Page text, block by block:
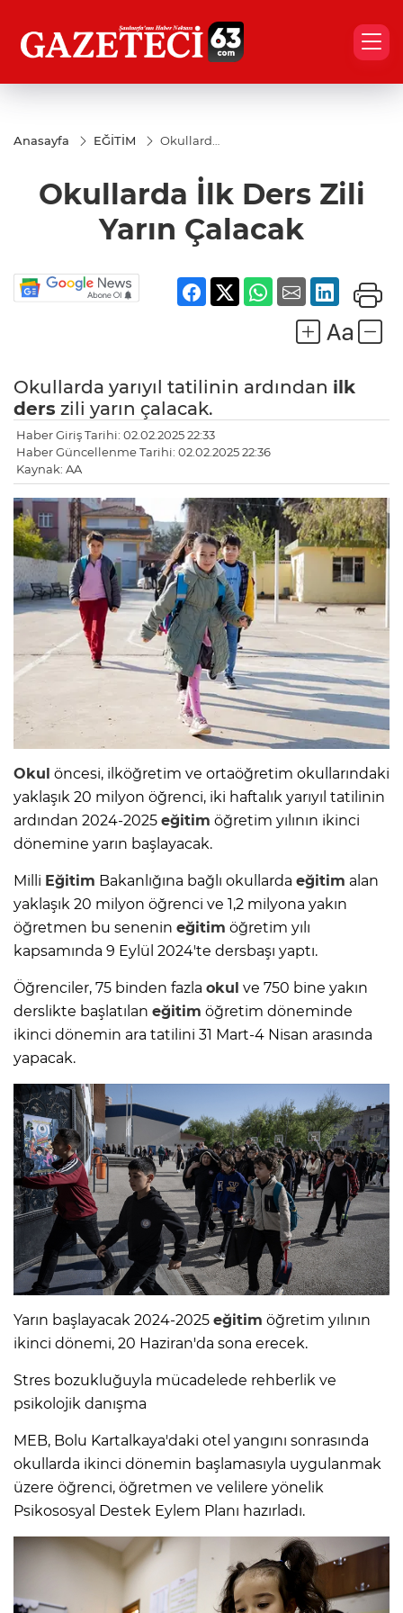
Anasayfa EĞİTİM
Okullarda
Çalacak
Okullarda İlk Ders Zili
Yarın Çalacak
Okullarda yarıyıl tatilinin ardından ilk
ders zili yarın çalacak.
Haber Giriş Tarihi: 02.02.2025 22:33
Haber Güncellenme Tarihi: 02.02.2025 22:36
Kaynak: AA
Okul öncesi, ilköğretim ve ortaöğretim okullarındaki
yaklaşık 20 milyon öğrenci, iki haftalık yarıyıl tatilinin
ardından 2024-2025 eğitim öğretim yılının ikinci
dönemine yarın başlayacak.
Milli Eğitim Bakanlığına bağlı okullarda eğitim alan
yaklaşık 20 milyon öğrenci ve 1,2 milyona yakın
öğretmen bu senenin eğitim öğretim yılı
kapsamında 9 Eylül 2024'te dersbaşı yaptı.
Öğrenciler, 75 binden fazla okul ve 750 bine yakın
derslikte başlatılan eğitim öğretim döneminde
ikinci dönemin ara tatilini 31 Mart-4 Nisan arasında
yapacak.
Yarın başlayacak 2024-2025 eğitim öğretim yılının
ikinci dönemi, 20 Haziran'da sona erecek.
Stres bozukluğuyla mücadelede rehberlik ve
psikolojik danışma
MEB, Bolu Kartalkaya'daki otel yangını sonrasında
okullarda ikinci dönemin başlamasıyla uygulanmak
üzere öğrenci, öğretmen ve velilere yönelik
Psikososyal Destek Eylem Planı hazırladı.